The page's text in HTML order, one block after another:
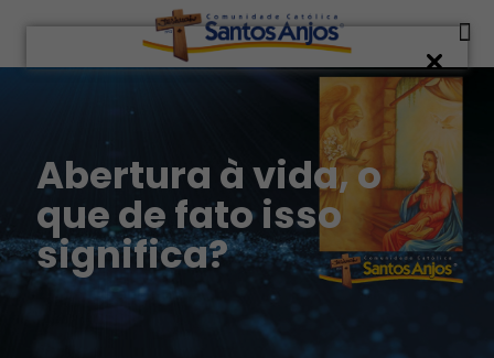
Abertura à vida, o
que de fato isso
significa?